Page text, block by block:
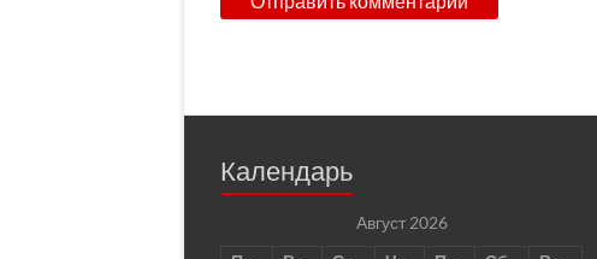
Календарь
Август 2026